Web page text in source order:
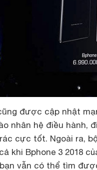
được cập nhật
nhân hệ điều hành,
cực tốt. Ngoài ra,
khi Bphone 3 2018
vẫn có thể tìm